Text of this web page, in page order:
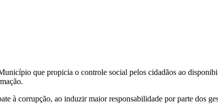
que propicia o controle social pelos cidadãos ao
à corrupção, ao induzir maior responsabilidade por parte dos